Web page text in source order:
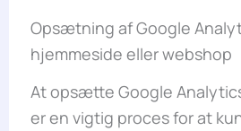
Opsætning af Google
hjemmeside eller webshop
At opsætte Google
er en vigtig proces for at